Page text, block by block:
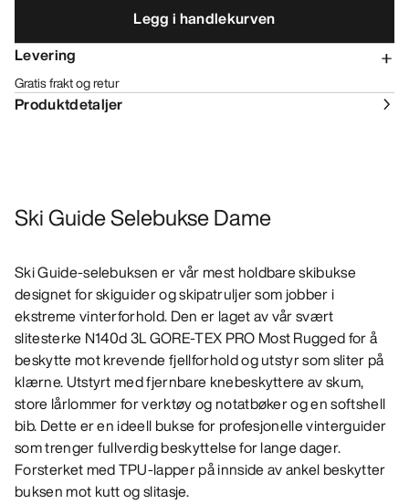
Legg i handlekurven
Levering
Gratis frakt og retur
Produktdetaljer
Ski Guide Selebukse Dame
Ski Guide-selebuksen er vår mest holdbare skibukse
designet for skiguider og skipatruljer som jobber i
ekstreme vinterforhold. Den er laget av vår svært
slitesterke N140d 3L GORE-TEX PRO Most Rugged for å
beskytte mot krevende fjellforhold og utstyr som sliter på
klærne. Utstyrt med fjernbare knebeskyttere av skum,
store lårlommer for verktøy og notatbøker og en softshell
bib. Dette er en ideell bukse for profesjonelle vinterguider
som trenger fullverdig beskyttelse for lange dager.
Forsterket med TPU-lapper på innside av ankel beskytter
buksen mot kutt og slitasje.